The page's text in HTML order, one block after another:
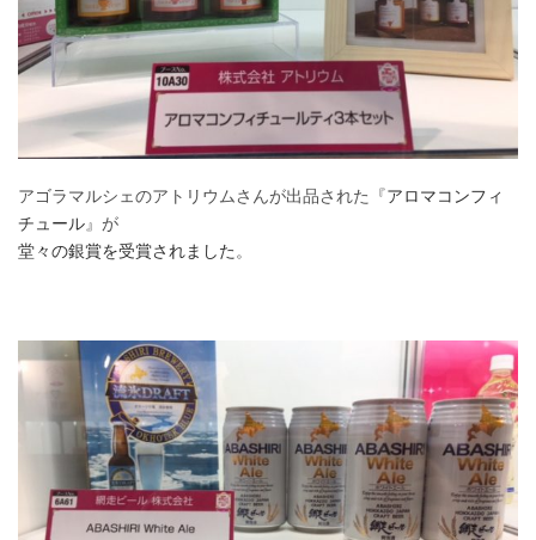
アゴラマルシェのアトリウムさんが出品された『アロマコンフィ
チュール』が
堂々の銀賞を受賞されました 。